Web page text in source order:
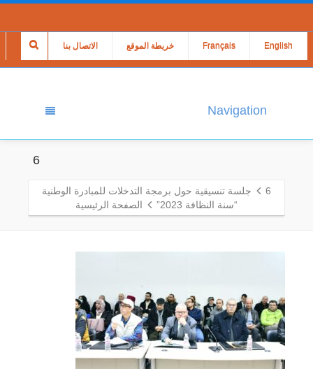
الاتصال بنا خريطة الموقع Français English
Navigation
6
6
جلسة تنسيقية حول برمجة التدخلات للمبادرة الوطنية
“سنة النظافة 2023”
الصفحة الرئيسية